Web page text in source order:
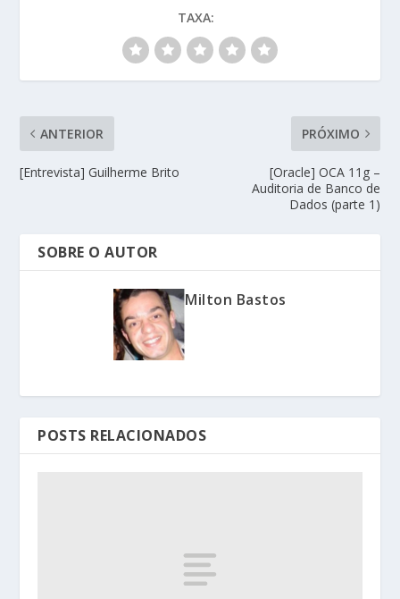
TAXA:
ANTERIOR
[Entrevista] Guilherme Brito
PRÓXIMO
[Oracle] OCA 11g –
Auditoria de Banco de
Dados (parte 1)
SOBRE O AUTOR
Milton Bastos
POSTS RELACIONADOS